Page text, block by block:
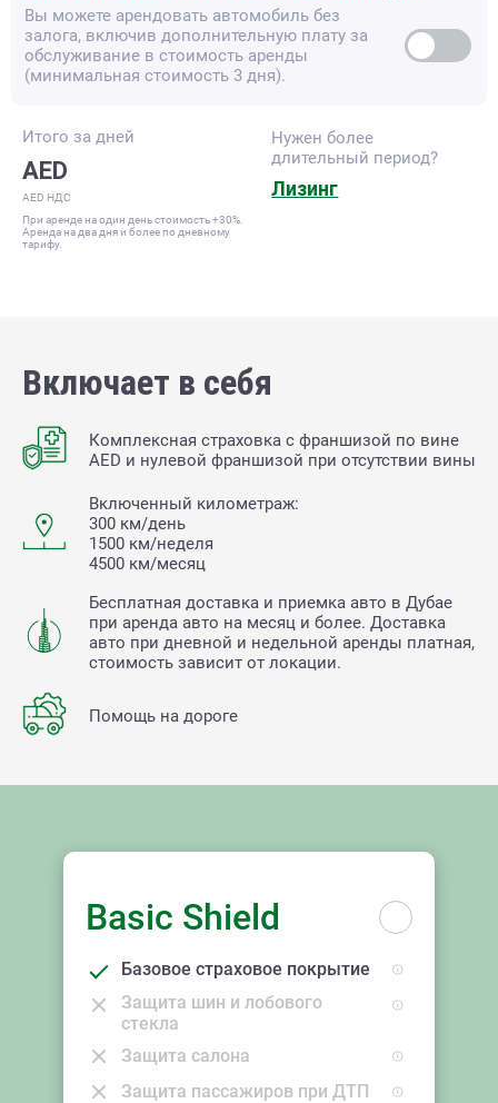
Вы можете арендовать автомобиль без
залога, включив дополнительную плату за
обслуживание в стоимость аренды
(минимальная стоимость 3 дня).
Итого за дней
AED
AED НДС
При аренде на один день стоимость +30%.
Аренда на два дня и более по дневному
тарифу.
Нужен более
длительный период?
Лизинг
Включает в себя
Комплексная страховка с франшизой по вине
AED и нулевой франшизой при отсутствии вины
Включенный километраж:
300 км/день
1500 км/неделя
4500 км/месяц
Бесплатная доставка и приемка авто в Дубае
при аренда авто на месяц и более. Доставка
авто при дневной и недельной аренды платная,
стоимость зависит от локации.
Помощь на дороге
Basic Shield
Базовое страховое покрытие
Защита шин и лобового
стекла
Защита салона
Защита пассажиров при ДТП